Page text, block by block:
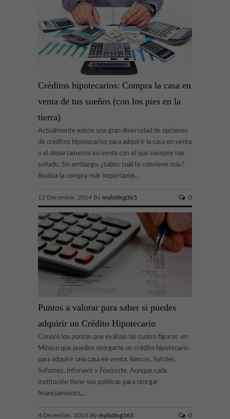
Créditos hipotecarios: Compra la casa en
venta de tus sueños (con los pies en la
tierra)
Actualmente existe una gran diversidad de opciones
de créditos hipotecarios para adquirir la casa en venta
o el departamento en venta con el que siempre has
soñado. Sin embargo, ¿sabes cuál te conviene más?
Realiza la compra más importante...
12 December, 2014 By mylisting365 0
Puntos a valorar para saber si puedes
adquirir un Crédito Hipotecario
Conoce los puntos que evalúan las cuatro figuras en
México que pueden otorgarte un crédito hipotecario
para adquirir una casa en venta: Bancos, Sofoles,
Sofomes, Infonavit y Fovissste. Aunque cada
institución tiene sus políticas para otorgar
financiamiento,...
4 December, 2014 By mylisting365 0